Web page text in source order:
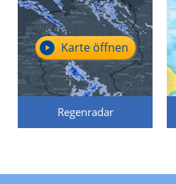
Regenradar
Karte öffnen